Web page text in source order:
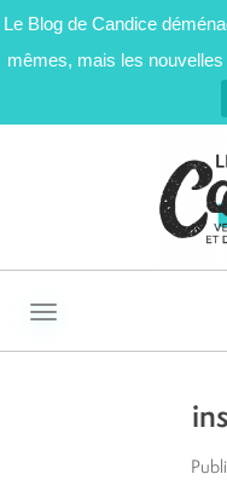
Le Blog de Candice
mêmes, mais les
Activer/désactiver la